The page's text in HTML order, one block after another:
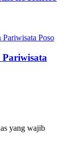
yang wajib